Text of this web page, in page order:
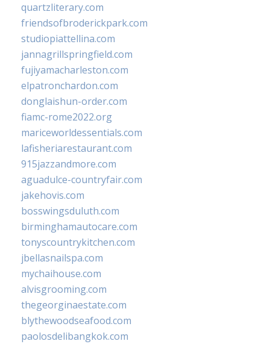
quartzliterary.com
friendsofbroderickpark.com
studiopiattellina.com
jannagrillspringfield.com
fujiyamacharleston.com
elpatronchardon.com
donglaishun-order.com
fiamc-rome2022.org
mariceworldessentials.com
lafisheriarestaurant.com
915jazzandmore.com
aguadulce-countryfair.com
jakehovis.com
bosswingsduluth.com
birminghamautocare.com
tonyscountrykitchen.com
jbellasnailspa.com
mychaihouse.com
alvisgrooming.com
thegeorginaestate.com
blythewoodseafood.com
paolosdelibangkok.com